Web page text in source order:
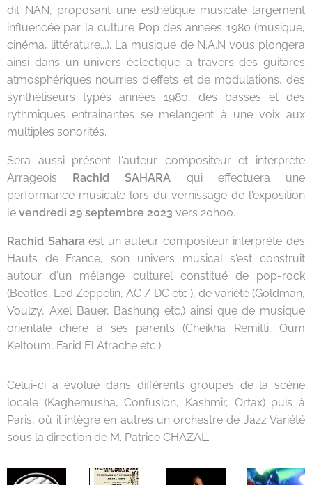
dit NAN, proposant une esthétique musicale largement
influencée par la culture Pop des années 1980 (musique,
cinéma, littérature...). La musique de N.A.N vous plongera
ainsi dans un univers éclectique à travers des guitares
atmosphériques nourries d'effets et de modulations, des
synthétiseurs typés années 1980, des basses et des
rythmiques entrainantes se mélangent à une voix aux
multiples sonorités.
Sera aussi présent l'auteur compositeur et interprète
Arrageois Rachid SAHARA qui effectuera une
performance musicale lors du vernissage de l'exposition
le vendredi 29 septembre 2023 vers 20h00.
Rachid Saharaest un auteur compositeur interprète des
Hauts de France, son univers musical s'est construit
autour d'un mélange culturel constitué de pop-rock
(Beatles, Led Zeppelin, AC / DC etc.), de variété (Goldman,
Voulzy, Axel Bauer, Bashung etc.) ainsi que de musique
orientale chère à ses parents (Cheikha Remitti, Oum
Keltoum, Farid El Atrache etc.).
Celui-ci a évolué dans différents groupes de la scène
locale (Kaghemusha, Confusion, Kashmir, Ortax) puis à
Paris, où il intègre en autres un orchestre de Jazz Variété
sous la direction de M. Patrice CHAZAL.